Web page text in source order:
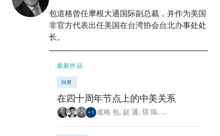
包道格曾任摩根大通国际副总裁，并作为美国
非官方代表出任美国在台湾协会台北办事处处
长。
最新作品
问答
在四十周年节点上的中美关系
+ 1 道格 包, 赵 通, 琪 陈, …